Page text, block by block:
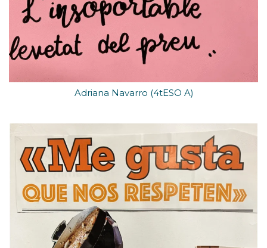
Adriana Navarro (4tESO A)